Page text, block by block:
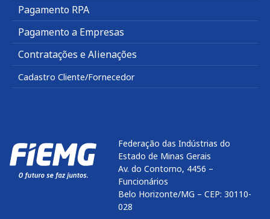
Pagamento RPA
Pagamento a Empresas
Contratações e Alienações
Cadastro Cliente/Fornecedor
Federação das Indústrias do
Estado de Minas Gerais
Av. do Contorno, 4456 –
Funcionários
Belo Horizonte/MG – CEP: 30110-
028